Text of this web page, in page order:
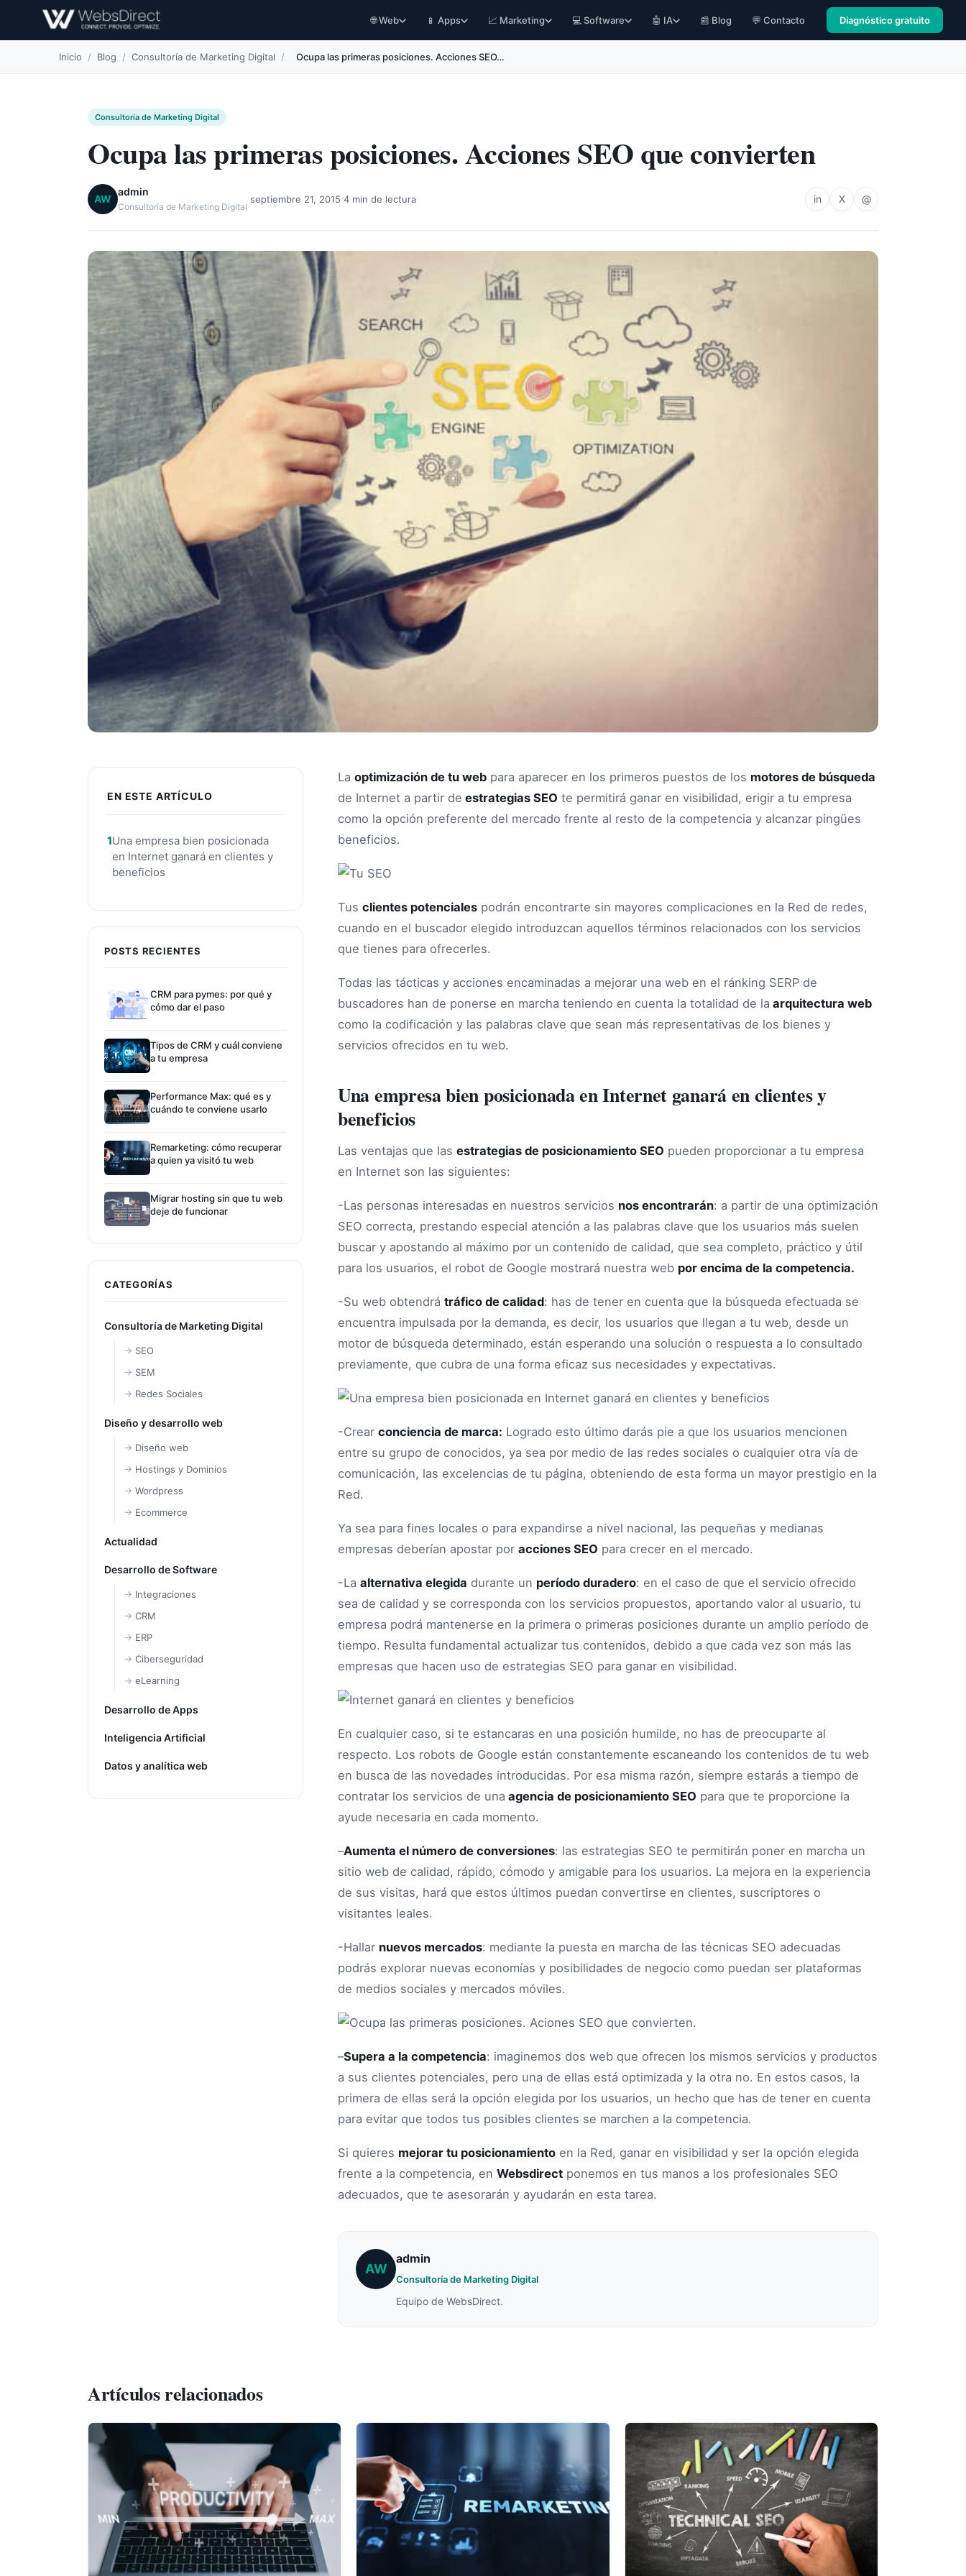
🌐 Web 📱 Apps 📈 Marketing 💻 Software 🤖 IA 📰 Blog 💬 Contacto Diagnóstico gratuito
Inicio / Blog / Consultoría de Marketing Digital / Ocupa las primeras posiciones. Acciones SEO…
Consultoría de Marketing Digital
Ocupa las primeras posiciones. Acciones SEO que convierten
AW
admin
Consultoría de Marketing Digital
septiembre 21, 2015 4 min de lectura in X @
EN ESTE ARTÍCULO
Una empresa bien posicionada
en Internet ganará en clientes y
beneficios
POSTS RECIENTES
CRM para pymes: por qué y
cómo dar el paso
Tipos de CRM y cuál conviene
a tu empresa
Performance Max: qué es y
cuándo te conviene usarlo
Remarketing: cómo recuperar
a quien ya visitó tu web
Migrar hosting sin que tu web
deje de funcionar
CATEGORÍAS
Consultoría de Marketing Digital
SEO
SEM
Redes Sociales
Diseño y desarrollo web
Diseño web
Hostings y Dominios
Wordpress
Ecommerce
Actualidad
Desarrollo de Software
Integraciones
CRM
ERP
Ciberseguridad
eLearning
Desarrollo de Apps
Inteligencia Artificial
Datos y analítica web
La optimización de tu web para aparecer en los primeros puestos de los motores de búsqueda
de Internet a partir de estrategias SEO te permitirá ganar en visibilidad, erigir a tu empresa
como la opción preferente del mercado frente al resto de la competencia y alcanzar pingües
beneficios.
Tus clientes potenciales podrán encontrarte sin mayores complicaciones en la Red de redes,
cuando en el buscador elegido introduzcan aquellos términos relacionados con los servicios
que tienes para ofrecerles.
Todas las tácticas y acciones encaminadas a mejorar una web en el ránking SERP de
buscadores han de ponerse en marcha teniendo en cuenta la totalidad de la arquitectura web
como la codificación y las palabras clave que sean más representativas de los bienes y
servicios ofrecidos en tu web.
Una empresa bien posicionada en Internet ganará en clientes y
beneficios
Las ventajas que las estrategias de posicionamiento SEO pueden proporcionar a tu empresa
en Internet son las siguientes:
-Las personas interesadas en nuestros servicios nos encontrarán: a partir de una optimización
SEO correcta, prestando especial atención a las palabras clave que los usuarios más suelen
buscar y apostando al máximo por un contenido de calidad, que sea completo, práctico y útil
para los usuarios, el robot de Google mostrará nuestra web por encima de la competencia.
-Su web obtendrá tráfico de calidad: has de tener en cuenta que la búsqueda efectuada se
encuentra impulsada por la demanda, es decir, los usuarios que llegan a tu web, desde un
motor de búsqueda determinado, están esperando una solución o respuesta a lo consultado
previamente, que cubra de una forma eficaz sus necesidades y expectativas.
-Crear conciencia de marca: Logrado esto último darás pie a que los usuarios mencionen
entre su grupo de conocidos, ya sea por medio de las redes sociales o cualquier otra vía de
comunicación, las excelencias de tu página, obteniendo de esta forma un mayor prestigio en la
Red.
Ya sea para fines locales o para expandirse a nivel nacional, las pequeñas y medianas
empresas deberían apostar por acciones SEO para crecer en el mercado.
-La alternativa elegida durante un período duradero: en el caso de que el servicio ofrecido
sea de calidad y se corresponda con los servicios propuestos, aportando valor al usuario, tu
empresa podrá mantenerse en la primera o primeras posiciones durante un amplio período de
tiempo. Resulta fundamental actualizar tus contenidos, debido a que cada vez son más las
empresas que hacen uso de estrategias SEO para ganar en visibilidad.
En cualquier caso, si te estancaras en una posición humilde, no has de preocuparte al
respecto. Los robots de Google están constantemente escaneando los contenidos de tu web
en busca de las novedades introducidas. Por esa misma razón, siempre estarás a tiempo de
contratar los servicios de una agencia de posicionamiento SEO para que te proporcione la
ayude necesaria en cada momento.
–Aumenta el número de conversiones: las estrategias SEO te permitirán poner en marcha un
sitio web de calidad, rápido, cómodo y amigable para los usuarios. La mejora en la experiencia
de sus visitas, hará que estos últimos puedan convertirse en clientes, suscriptores o
visitantes leales.
-Hallar nuevos mercados: mediante la puesta en marcha de las técnicas SEO adecuadas
podrás explorar nuevas economías y posibilidades de negocio como puedan ser plataformas
de medios sociales y mercados móviles.
–Supera a la competencia: imaginemos dos web que ofrecen los mismos servicios y productos
a sus clientes potenciales, pero una de ellas está optimizada y la otra no. En estos casos, la
primera de ellas será la opción elegida por los usuarios, un hecho que has de tener en cuenta
para evitar que todos tus posibles clientes se marchen a la competencia.
Si quieres mejorar tu posicionamiento en la Red, ganar en visibilidad y ser la opción elegida
frente a la competencia, en Websdirect ponemos en tus manos a los profesionales SEO
adecuados, que te asesorarán y ayudarán en esta tarea.
AW
admin
Consultoría de Marketing Digital
Equipo de WebsDirect.
Artículos relacionados